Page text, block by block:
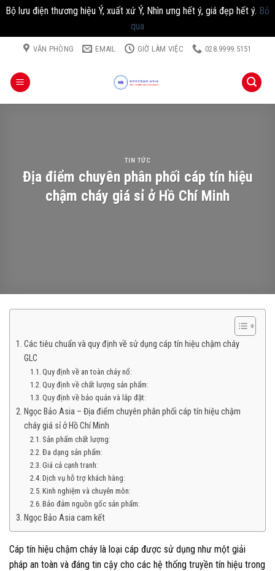
Bộ lưu điện thương hiệu Ý, xuất xứ Ý, Nhìn ưng hết ý, giá đẹp hết ý. Bỏ
qua
Chuyển
dung
VĂN PHÒNG EMAIL GIỜ LÀM VIỆC 028.9999.5151
TIN TỨC
Địa điểm chuyên phân phối cáp tín hiệu
chậm cháy giá sỉ ở Hồ Chí Minh
Các tiêu chuẩn và quy định về sử dụng cáp tín hiệu chậm cháy
GLC
Quy định về an toàn cháy nổ:
Quy định về chất lượng sản phẩm:
Quy định về bảo quản và lắp đặt:
Ngọc Bảo Asia – Địa điểm chuyên phân phối cáp tín hiệu chậm
cháy giá sỉ ở Hồ Chí Minh
Sản phẩm chất lượng:
Đa dạng sản phẩm:
Giá cả cạnh tranh:
Dịch vụ hỗ trợ khách hàng:
Kinh nghiệm và chuyên môn:
Bảo đảm nguồn gốc sản phẩm:
Ngọc Bảo Asia cam kết
Cáp tín hiệu chậm cháy là loại cáp được sử dụng như một giải
pháp an toàn và đáng tin cậy cho các hệ thống truyền tín hiệu trong